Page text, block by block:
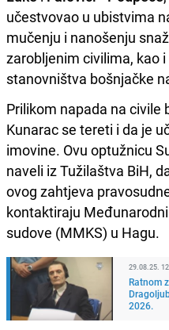
učestvovao u ubistvima
mučenju i nanošenju
zarobljenim civilima, kao
stanovništva bošnjačke
Prilikom napada na civile
Kunarac se tereti i da je
imovine. Ovu optužnicu
naveli iz Tužilaštva BiH,
ovog zahtjeva
kontaktiraju
sudove (MMKS) u Hagu.
29.08.25.
Ratnom
2026.